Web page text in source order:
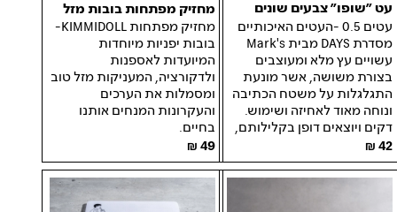
עט ״שופו״ צבעים שונים
42
עטים 0.5 -העטים האיכותיים
מסדרת DAYS מבית Mark's
עשויים עץ מלא ומעוצבים
בצורת משושה, אשר מונעת
התגלגלות על משטח הכתיבה
ונוחה מאוד לאחיזה ושימוש.
דקים ויוצאים דופן בקלילותם,
מחזיק מפתחות בובות מזל
49
מחזיק מפתחות KIMMIDOLL-
בובות יפניות מיוחדות
המיועדות לאספנות
ולדקורציה, המעניקות מזל טוב
ומסמלות את הערכים
והעקרונות המנחים אותנו
בחיים.